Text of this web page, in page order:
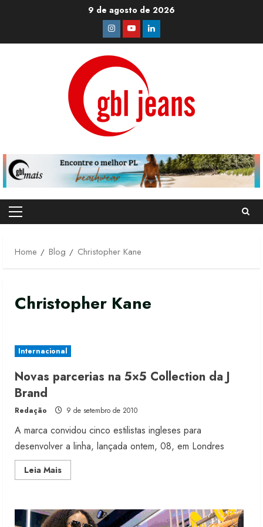
9 de agosto de 2026
Instagram
YoutubeLinkedin
Primary
Home
Blog Christopher Kane
Christopher Kane
Internacional
Novas parcerias na 5×5 Collection da J
Brand
Redação 9 de setembro de 2010
A marca convidou cinco estilistas ingleses para
desenvolver a linha, lançada ontem, 08, em Londres
Leia MaisRead
more
na
5×5
2
Moda vende US$63,7 bilhões em
6 de agosto de 2026